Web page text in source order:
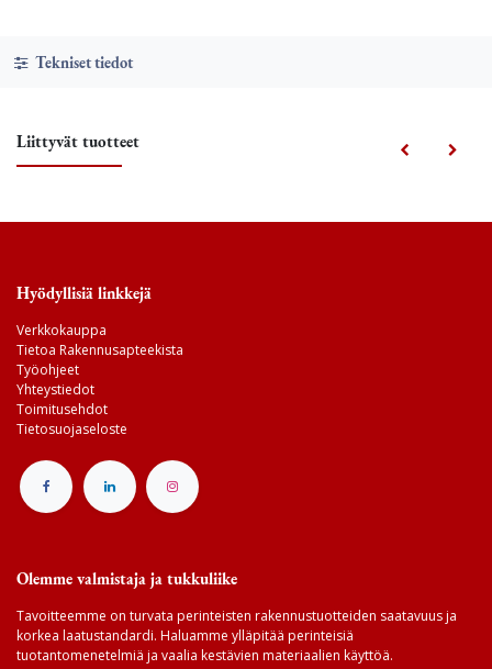
Tekniset tiedot
Liittyvät tuotteet
Hyödyllisiä linkkejä
Verkkokauppa
Tietoa Rakennusapteekista
Työohjeet
Yhteystiedot
Toimitusehdot
Tietosuojaseloste
Olemme valmistaja ja tukkuliike
Tavoitteemme on turvata perinteisten rakennustuotteiden saatavuus ja
korkea laatustandardi. Haluamme ylläpitää perinteisiä
tuotantomenetelmiä ja vaalia kestävien materiaalien käyttöä.